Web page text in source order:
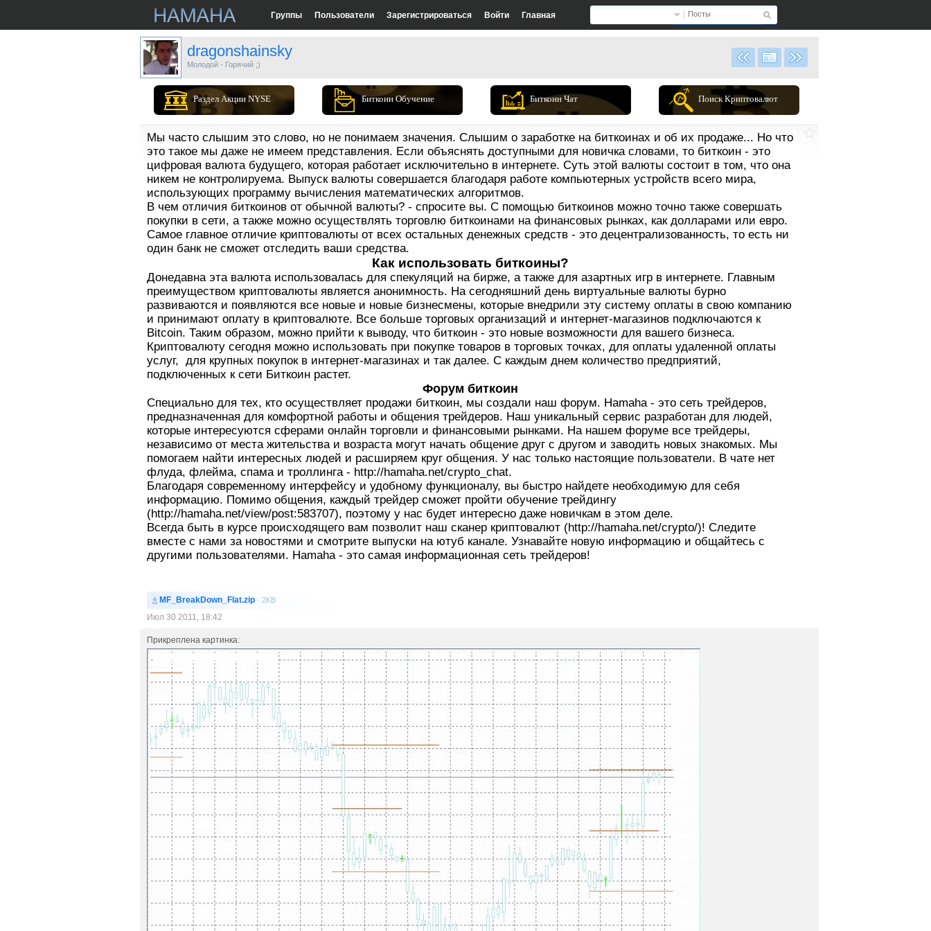
Посты
Группы Пользователи Зарегистрироваться Войти Главная
dragonshainsky
Молодой - Горячий ;)
Раздел Акции NYSE Биткоин Обучение Биткоин Чат Поиск Криптовалют
Мы часто слышим это слово, но не понимаем значения. Слышим о заработке на биткоинах и об их продаже... Но что
это такое мы даже не имеем представления. Если объяснять доступными для новичка словами, то биткоин - это
цифровая валюта будущего, которая работает исключительно в интернете. Суть этой валюты состоит в том, что она
никем не контролируема. Выпуск валюты совершается благодаря работе компьютерных устройств всего мира,
использующих программу вычисления математических алгоритмов.
В чем отличия биткоинов от обычной валюты? - спросите вы. С помощью биткоинов можно точно также совершать
покупки в сети, а также можно осуществлять торговлю биткоинами на финансовых рынках, как долларами или евро.
Самое главное отличие криптовалюты от всех остальных денежных средств - это децентрализованность, то есть ни
один банк не сможет отследить ваши средства.
Как использовать биткоины?
Донедавна эта валюта использовалась для спекуляций на бирже, а также для азартных игр в интернете. Главным
преимуществом криптовалюты является анонимность. На сегодняшний день виртуальные валюты бурно
развиваются и появляются все новые и новые бизнесмены, которые внедрили эту систему оплаты в свою компанию
и принимают оплату в криптовалюте. Все больше торговых организаций и интернет-магазинов подключаются к
Bitcoin. Таким образом, можно прийти к выводу, что биткоин - это новые возможности для вашего бизнеса.
Криптовалюту сегодня можно использовать при покупке товаров в торговых точках, для оплаты удаленной оплаты
услуг, для крупных покупок в интернет-магазинах и так далее. С каждым днем количество предприятий,
подключенных к сети Биткоин растет.
Форум биткоин
Специально для тех, кто осуществляет продажи биткоин, мы создали наш форум. Hamaha - это сеть трейдеров,
предназначенная для комфортной работы и общения трейдеров. Наш уникальный сервис разработан для людей,
которые интересуются сферами онлайн торговли и финансовыми рынками. На нашем форуме все трейдеры,
независимо от места жительства и возраста могут начать общение друг с другом и заводить новых знакомых. Мы
помогаем найти интересных людей и расширяем круг общения. У нас только настоящие пользователи. В чате нет
флуда, флейма, спама и троллинга - http://hamaha.net/crypto_chat.
Благодаря современному интерфейсу и удобному функционалу, вы быстро найдете необходимую для себя
информацию. Помимо общения, каждый трейдер сможет пройти обучение трейдингу
(http://hamaha.net/view/post:583707), поэтому у нас будет интересно даже новичкам в этом деле.
Всегда быть в курсе происходящего вам позволит наш сканер криптовалют (http://hamaha.net/crypto/)! Следите
вместе с нами за новостями и смотрите выпуски на ютуб канале. Узнавайте новую информацию и общайтесь с
другими пользователями. Hamaha - это самая информационная сеть трейдеров!
MF_BreakDown_Flat.zip · 2KB
Июл 30 2011, 18:42
Прикреплена картинка: